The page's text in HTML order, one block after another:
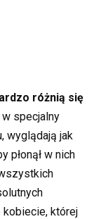
różnią się
specjalny
wyglądają jak
płonął w nich
której